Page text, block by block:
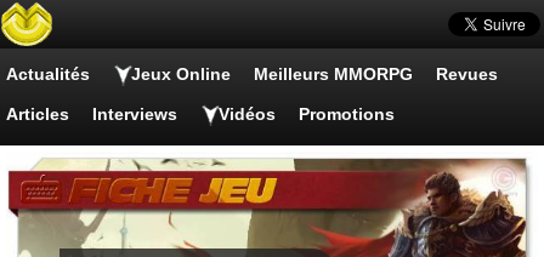
Actualités Jeux Online Meilleurs MMORPG Revues
Articles Interviews Vidéos Promotions